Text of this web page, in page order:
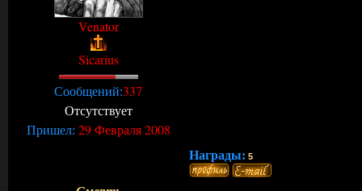
Venator
Sicarius
Сообщений:337
Отсутствует
Пришел: 29 Февраля 2008
Награды: 5